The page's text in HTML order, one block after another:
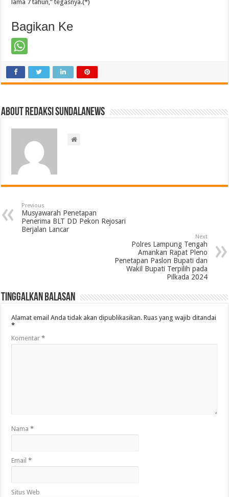
lama 7 tahun,” tegasnya.(*)
Bagikan Ke
About Redaksi Sundalanews
Previous
Musyawarah Penetapan
Penerima BLT DD Pekon Rejosari
Berjalan Lancar
Next
Polres Lampung Tengah
Amankan Rapat Pleno
Penetapan Paslon Bupati dan
Wakil Bupati Terpilih pada
Pilkada 2024
Tinggalkan Balasan
Alamat email Anda tidak akan dipublikasikan. Ruas yang wajib ditandai
*
Komentar*
Nama*
Email*
Situs Web